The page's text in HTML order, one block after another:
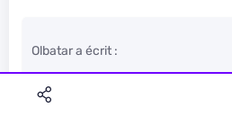
Olbatar a écrit :
Donc d’après toi des pacemakers